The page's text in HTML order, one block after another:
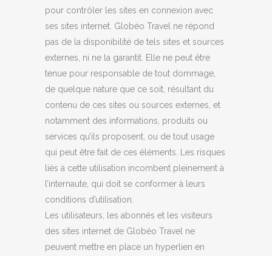
pour contrôler les sites en connexion avec
ses sites internet. Globéo Travel ne répond
pas de la disponibilité de tels sites et sources
externes, ni ne la garantit. Elle ne peut être
tenue pour responsable de tout dommage,
de quelque nature que ce soit, résultant du
contenu de ces sites ou sources externes, et
notamment des informations, produits ou
services qu’ils proposent, ou de tout usage
qui peut être fait de ces éléments. Les risques
liés à cette utilisation incombent pleinement à
l’internaute, qui doit se conformer à leurs
conditions d’utilisation.
Les utilisateurs, les abonnés et les visiteurs
des sites internet de Globéo Travel ne
peuvent mettre en place un hyperlien en